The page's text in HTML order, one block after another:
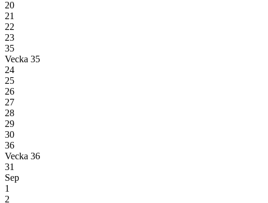
20
21
22
23
35
Vecka 35
24
25
26
27
28
29
30
36
Vecka 36
31
Sep
1
2